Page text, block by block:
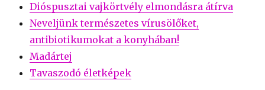
Dióspusztai vajkörtvély elmondásra átírva
Neveljünk természetes vírusölőket,
antibiotikumokat a konyhában!
Madártej
Tavaszodó életképek